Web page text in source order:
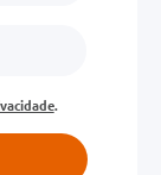
.